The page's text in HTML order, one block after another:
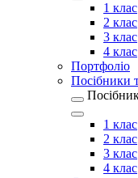
1 клас
2 клас
3 клас
4 клас
Портфоліо
Посібники
1 клас
2 клас
3 клас
4 клас